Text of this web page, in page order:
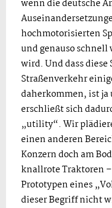
wenn die deutsche
hochmotorisierten
und genauso schnell
wird. Und dass
Straßenverkehr
daherkommen, ist
erschließt sich
„utility“. Wir
einen anderen
Konzern doch am
knallrote Traktoren –
Prototypen eines
dieser Begriff nicht